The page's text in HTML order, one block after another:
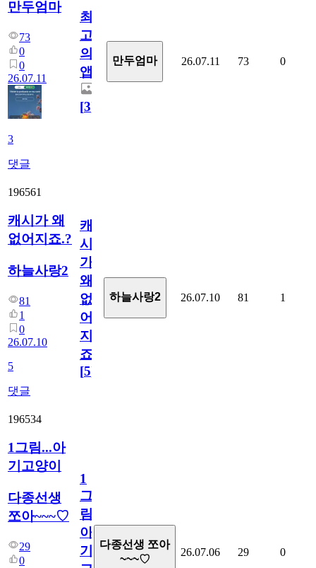
만두엄마
73
0
0
26.07.11
3
댓글
최
고
의
앱.
[3]
만두엄마 26.07.11 73 0
196561
캐시가 왜
없어지죠.?
하늘사랑2
81
1
0
26.07.10
5
댓글
캐
시
가
왜
없
어
지
죠.?
[5]
하늘사랑2 26.07.10 81 1
196534
1그림...아
기고양이
다종선생
쪼아~~~♡
29
0
1
그
림...
아
기
다종선생 쪼아
~~~♡
26.07.06 29 0